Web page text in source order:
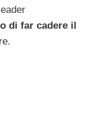
di far cadere il